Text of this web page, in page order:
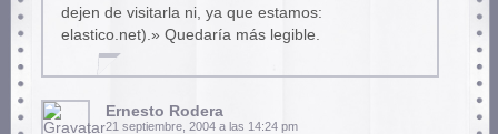
dejen de visitarla ni, ya que estamos:
elastico.net).» Quedaría más legible.
Ernesto Rodera
21 septiembre, 2004 a las 14:24 pm